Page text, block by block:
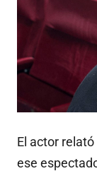
El actor
ese